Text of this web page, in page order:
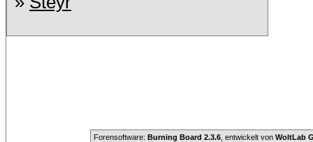
Forensoftware: Burning Board 2.3.6, entwickelt von WoltLab